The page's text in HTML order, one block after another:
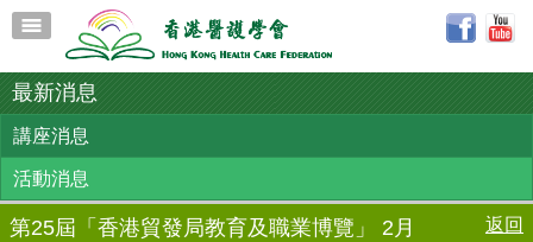
最新消息
講座消息
活動消息
第25屆「香港貿發局教育及職業博覽」 2月
返回